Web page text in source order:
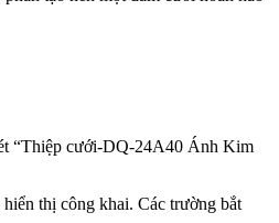
“Thiệp cưới-DQ-24A40 Ánh Kim
thị công khai. Các trường bắt